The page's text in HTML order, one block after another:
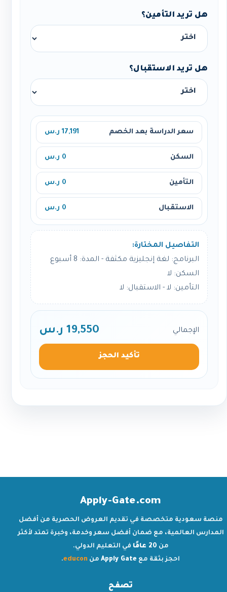
هل تريد التأمين؟
هل تريد الاستقبال؟
سعر الدراسة بعد الخصم 17,191 ر.س
السكن 0 ر.س
التأمين 0 ر.س
الاستقبال 0 ر.س
التفاصيل المختارة:
البرنامج: لغة إنجليزية مكثفة - المدة: 8 أسبوع
السكن: لا
التأمين: لا - الاستقبال: لا
الإجمالي 19,550 ر.س
تأكيد الحجز
Apply-Gate.com
منصة سعودية متخصصة في تقديم العروض الحصرية من أفضل
المدارس العالمية، مع ضمان أفضل سعر وخدمة، وخبرة تمتد لأكثر
من 20 عامًا
في التعليم الدولي.
احجز بثقة مع Apply Gate من educon
.
تصفح